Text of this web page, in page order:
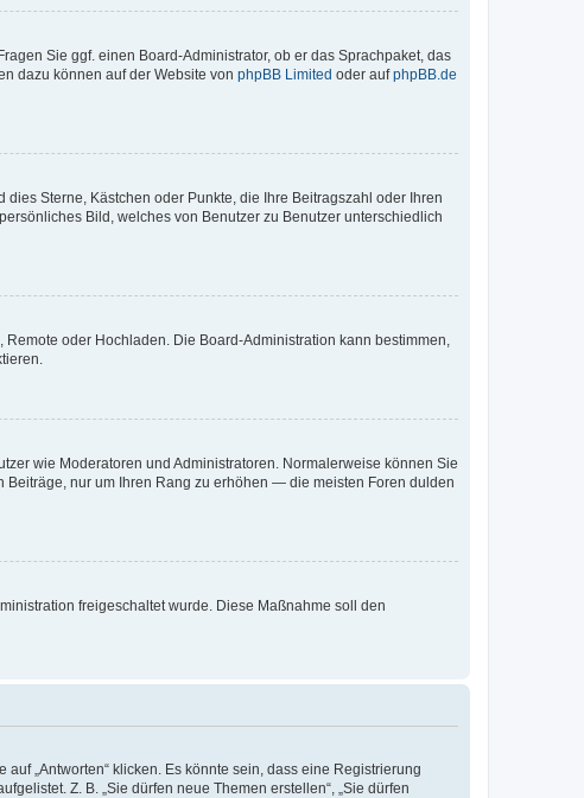
Sie ggf. einen Board-Administrator, ob er das Sprachpaket, das
dazu können auf der Website von phpBB Limited oder aufphpBB.de
Sterne, Kästchen oder Punkte, die Ihre Beitragszahl oder Ihren
Bild, welches von Benutzer zu Benutzer unterschiedlich
oder Hochladen. Die Board-Administration kann bestimmen,
wie Moderatoren und Administratoren. Normalerweise können Sie
nur um Ihren Rang zu erhöhen — die meisten Foren dulden
freigeschaltet wurde. Diese Maßnahme soll den
„Antworten“ klicken. Es könnte sein, dass eine Registrierung
Z. B. „Sie dürfen neue Themen erstellen“, „Sie dürfen